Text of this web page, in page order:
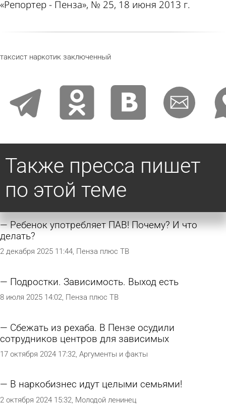
«Репортер - Пенза», № 25, 18 июня 2013 г.
таксист наркотик заключенный
telegram odnoklassnikivkontakte email
Также пресса пишет
по этой теме
Ребенок употребляет ПАВ! Почему? И что
делать?
2 декабря 2025 11:44 Пенза плюс ТВ
Подростки. Зависимость. Выход есть
8 июля 2025 14:02 Пенза плюс ТВ
Сбежать из рехаба. В Пензе осудили
сотрудников центров для зависимых
17 октября 2024 17:32 Аргументы и факты
В наркобизнес идут целыми семьями!
2 октября 2024 15:32 Молодой ленинец